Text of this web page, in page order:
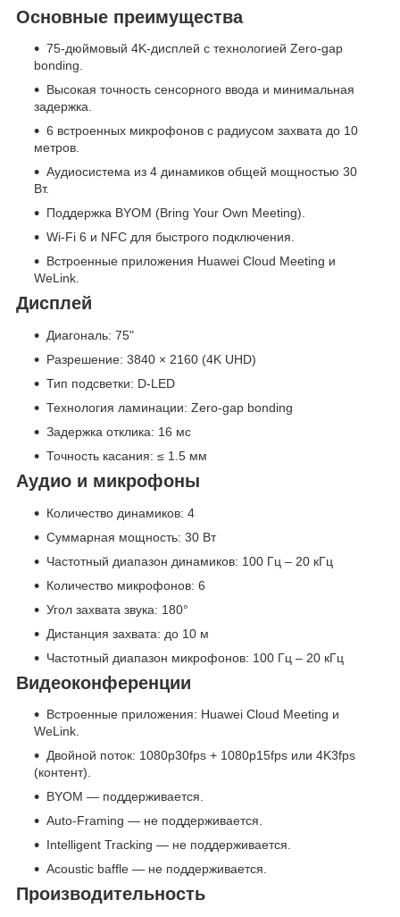
Основные преимущества
75-дюймовый 4K-дисплей с технологией Zero-gap
bonding.
Высокая точность сенсорного ввода и минимальная
задержка.
6 встроенных микрофонов с радиусом захвата до 10
метров.
Аудиосистема из 4 динамиков общей мощностью 30
Вт.
Поддержка BYOM (Bring Your Own Meeting).
Wi-Fi 6 и NFC для быстрого подключения.
Встроенные приложения Huawei Cloud Meeting и
WeLink.
Дисплей
Диагональ: 75"
Разрешение: 3840 × 2160 (4K UHD)
Тип подсветки: D-LED
Технология ламинации: Zero-gap bonding
Задержка отклика: 16 мс
Точность касания: ≤ 1.5 мм
Аудио и микрофоны
Количество динамиков: 4
Суммарная мощность: 30 Вт
Частотный диапазон динамиков: 100 Гц – 20 кГц
Количество микрофонов: 6
Угол захвата звука: 180°
Дистанция захвата: до 10 м
Частотный диапазон микрофонов: 100 Гц – 20 кГц
Видеоконференции
Встроенные приложения: Huawei Cloud Meeting и
WeLink.
Двойной поток: 1080p30fps + 1080p15fps или 4K3fps
(контент).
BYOM — поддерживается.
Auto-Framing — не поддерживается.
Intelligent Tracking — не поддерживается.
Acoustic baffle — не поддерживается.
Производительность